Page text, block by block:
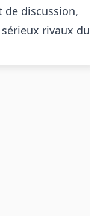
de discussion,
rivaux du